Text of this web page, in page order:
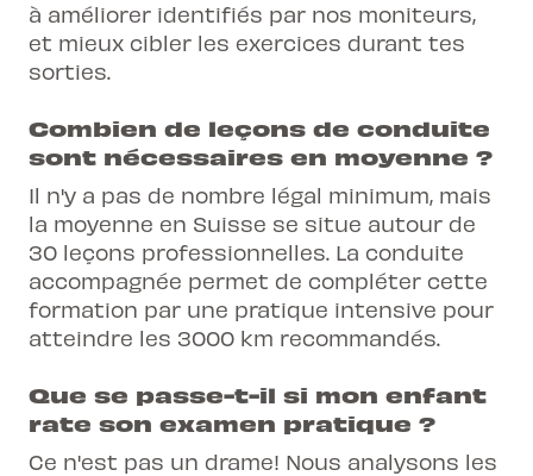
à améliorer identifiés par nos moniteurs,
et mieux cibler les exercices durant tes
sorties.
Combien de leçons de conduite
sont nécessaires en moyenne ?
Il n'y a pas de nombre légal minimum, mais
la moyenne en Suisse se situe autour de
30 leçons professionnelles. La conduite
accompagnée permet de compléter cette
formation par une pratique intensive pour
atteindre les 3000 km recommandés.
Que se passe-t-il si mon enfant
rate son examen pratique ?
Ce n'est pas un drame! Nous analysons les